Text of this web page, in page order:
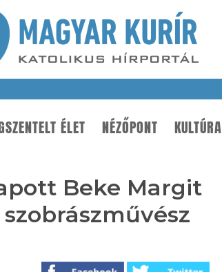
ÉLET NÉZŐPONT KULTÚRA
Beke Margit